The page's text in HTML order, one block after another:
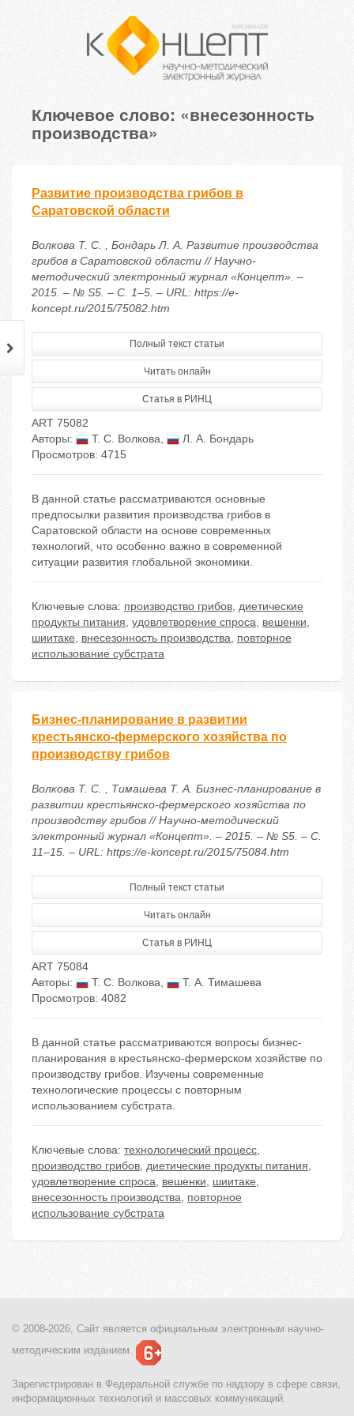
Ключевое слово: «внесезонность
производства»
Развитие производства грибов в
Саратовской области
Волкова Т. С. , Бондарь Л. А. Развитие производства
грибов в Саратовской области // Научно-
методический электронный журнал «Концепт». –
2015. – № S5. – С. 1–5. – URL: https://e-
koncept.ru/2015/75082.htm
Полный текст статьи
Читать онлайн
Статья в РИНЦ
ART 75082
Авторы:
Т. С. Волкова,
Л. А. Бондарь
Просмотров: 4715
В данной статье рассматриваются основные
предпосылки развития производства грибов в
Саратовской области на основе современных
технологий, что особенно важно в современной
ситуации развития глобальной экономики.
Ключевые слова: производство грибов, диетические
продукты питания, удовлетворение спроса, вешенки,
шиитаке, внесезонность производства, повторное
использование субстрата
Бизнес-планирование в развитии
крестьянско-фермерского хозяйства по
производству грибов
Волкова Т. С. , Тимашева Т. А. Бизнес-планирование в
развитии крестьянско-фермерского хозяйства по
производству грибов // Научно-методический
электронный журнал «Концепт». – 2015. – № S5. – С.
11–15. – URL: https://e-koncept.ru/2015/75084.htm
Полный текст статьи
Читать онлайн
Статья в РИНЦ
ART 75084
Авторы:
Т. С. Волкова,
Т. А. Тимашева
Просмотров: 4082
В данной статье рассматриваются вопросы бизнес-
планирования в крестьянско-фермерском хозяйстве по
производству грибов. Изучены современные
технологические процессы с повторным
использованием субстрата.
Ключевые слова: технологический процесс,
производство грибов, диетические продукты питания,
удовлетворение спроса, вешенки, шиитаке,
внесезонность производства, повторное
использование субстрата
© 2008-2026, Сайт является официальным электронным научно-
методическим изданием.
Зарегистрирован в Федеральной службе по надзору в сфере связи,
информационных технологий и массовых коммуникаций.